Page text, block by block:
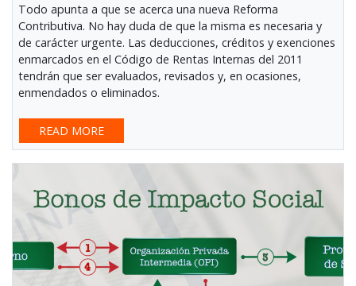
Todo apunta a que se acerca una nueva Reforma
Contributiva. No hay duda de que la misma es necesaria y
de carácter urgente. Las deducciones, créditos y exenciones
enmarcados en el Código de Rentas Internas del 2011
tendrán que ser evaluados, revisados y, en ocasiones,
enmendados o eliminados.
READ MORE